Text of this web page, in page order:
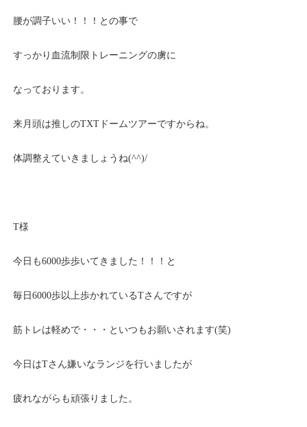
腰が調子いい！！！との事で
すっかり血流制限トレーニングの虜に
なっております。
来月頭は推しのTXTドームツアーですからね。
体調整えていきましょうね(^^)/
T様
今日も6000歩歩いてきました！！！と
毎日6000歩以上歩かれているTさんですが
筋トレは軽めで・・・といつもお願いされます(笑)
今日はTさん嫌いなランジを行いましたが
疲れながらも頑張りました。